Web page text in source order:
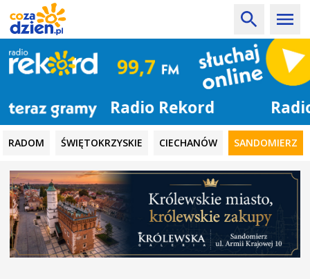
Radio Rekord
RADOM ŚWIĘTOKRZYSKIE CIECHANÓW SANDOMIERZ